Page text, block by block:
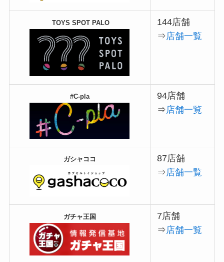
TOYS SPOT PALO
144店舗
⇒店舗一覧
#C-pla
94店舗
⇒店舗一覧
ガシャココ
87店舗
⇒店舗一覧
ガチャ王国
7店舗
⇒店舗一覧